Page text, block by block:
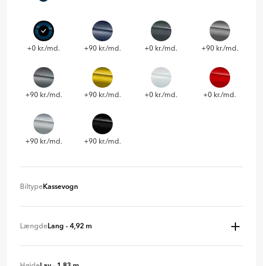
+0 kr./md. +90 kr./md. +0 kr./md. +90 kr./md.
+90 kr./md. +90 kr./md. +0 kr./md. +0 kr./md.
+90 kr./md. +90 kr./md.
BiltypeKassevogn
LængdeLang - 4,92 m